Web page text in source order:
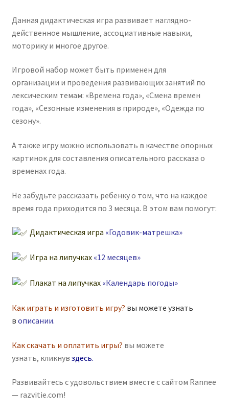
Данная дидактическая игра развивает наглядно-
действенное мышление, ассоциативные навыки,
моторику и многое другое.
Игровой набор может быть применен для
организации и проведения развивающих занятий по
лексическим темам: «Времена года», «Смена времен
года», «Сезонные изменения в природе», «Одежда по
сезону».
А также игру можно использовать в качестве опорных
картинок для составления описательного рассказа о
временах года.
Не забудьте рассказать ребенку о том, что на каждое
время года приходится по 3 месяца. В этом вам помогут:
Дидактическая игра «Годовик-матрешка»
Игра на липучках «12 месяцев»
Плакат на липучках «Календарь погоды»
Как играть и изготовить игру? вы можете узнать
в описании.
Как скачать и оплатить игры? вы можете
узнать, кликнув здесь.
Развивайтесь с удовольствием вместе с сайтом Rannee
— razvitie.com!